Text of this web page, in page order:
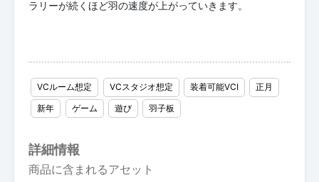
ラリーが続くほど羽の速度が上がっていきます。
VCルーム想定 VCスタジオ想定 装着可能VCI
正月
新年
ゲーム 遊び 羽子板
詳細情報
商品に含まれるアセット